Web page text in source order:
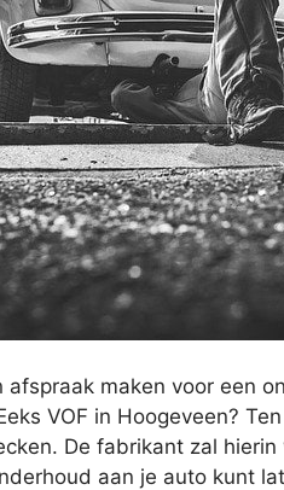
afspraak maken voor een
VOF in Hoogeveen?
De fabrikant zal
aan je auto kunt